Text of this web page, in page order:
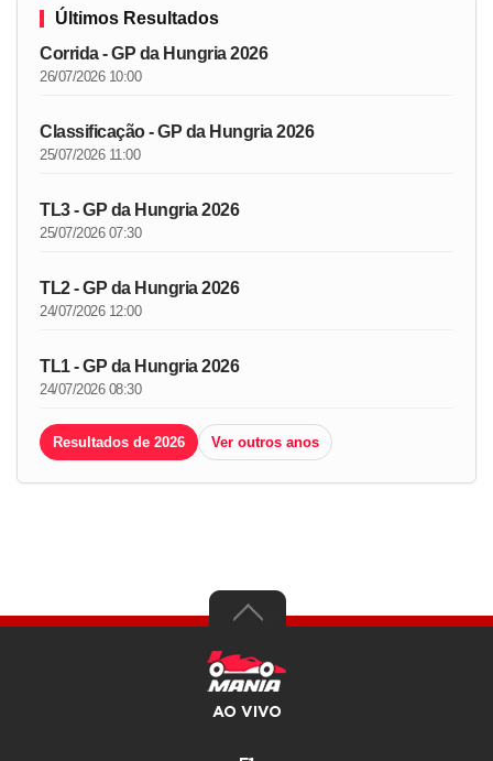
Últimos Resultados
Corrida - GP da Hungria 2026
26/07/2026 10:00
Classificação - GP da Hungria 2026
25/07/2026 11:00
TL3 - GP da Hungria 2026
25/07/2026 07:30
TL2 - GP da Hungria 2026
24/07/2026 12:00
TL1 - GP da Hungria 2026
24/07/2026 08:30
Resultados de 2026 Ver outros anos
AO VIVO